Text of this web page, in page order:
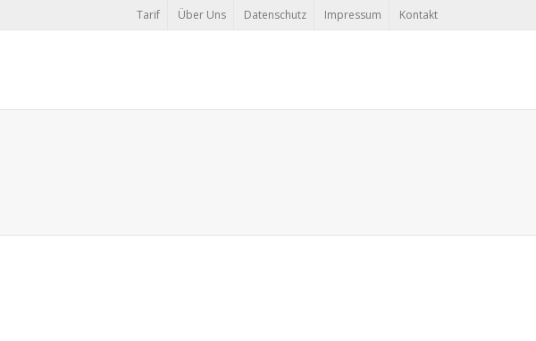
Tarif Über Uns Datenschutz Impressum Kontakt